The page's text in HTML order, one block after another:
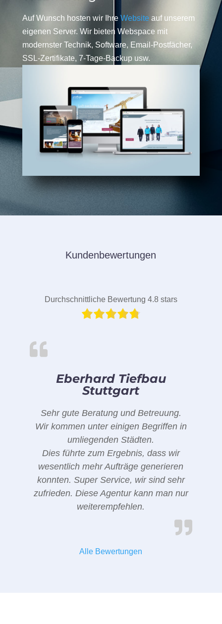
Auf Wunsch hosten wir Ihre Website auf unserem
eigenen Server. Wir bieten Webspace mit
modernster Technik, Software, Email-Postfächer,
SSL-Zertifikate, 7-Tage-Backup usw.
Kundenbewertungen
Durchschnittliche Bewertung 4.8 stars
Eberhard Tiefbau
Stuttgart
Sehr gute Beratung und Betreuung.
Wir kommen unter einigen Begriffen in
umliegenden Städten.
Dies führte zum Ergebnis, dass wir
wesentlich mehr Aufträge generieren
konnten. Super Service, wir sind sehr
zufrieden. Diese Agentur kann man nur
weiterempfehlen.
Alle Bewertungen